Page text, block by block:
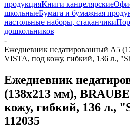
продукцияКниги канцелярские
школьныеБумага и бумажная
настольные наборы, стаканчики
дошкольников
-
Ежедневник недатированный А5
VISTA, под кожу, гибкий, 136 л.,
Ежедневник
(138х213 мм),
кожу, гибкий, 136 л.,
112035